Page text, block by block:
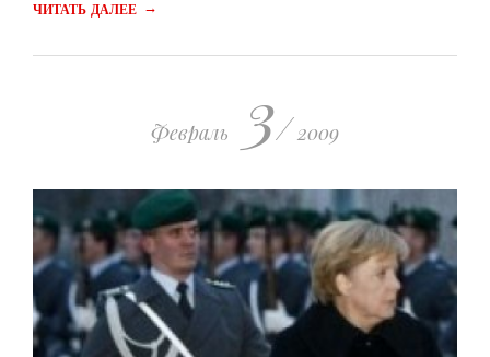
ЧИТАТЬ ДАЛЕЕ →
Февраль 3/ 2009